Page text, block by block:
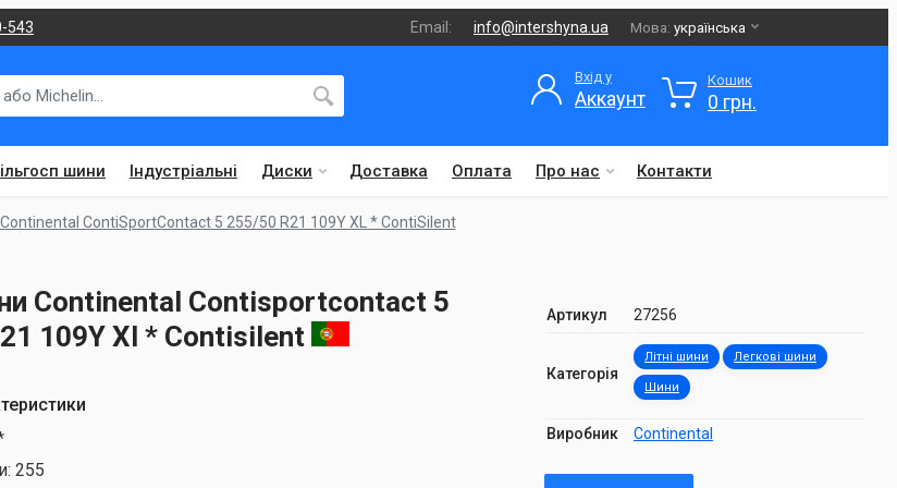
543 Email: info@intershyna.ua Мова: українська
шини Індустріальні Диски Доставка Оплата Про нас Контакти
Вхід у
Аккаунт
Кошик
0 грн.
Continental ContiSportContact 5 255/50 R21 109Y XL * ContiSilent
Continental Contisportcontact 5
109Y Xl * Contisilent
255
Артикул 27256
Категорія
Літні шини Легкові шини
Шини
Виробник Continental